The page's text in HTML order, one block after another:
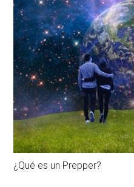
¿Qué es un Prepper?